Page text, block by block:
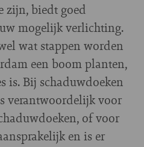
zijn, biedt goed
mogelijk verlichting.
wat stappen worden
een boom planten,
is. Bij schaduwdoeken
verantwoordelijk voor
of voor
en is er